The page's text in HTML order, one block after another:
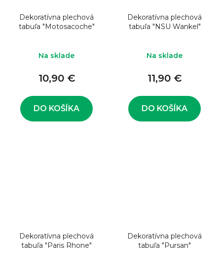
Dekoratívna plechová
tabuľa "Motosacoche"
Na sklade
10,90 €
DO KOŠÍKA
Dekoratívna plechová
tabuľa "NSU Wankel"
Na sklade
11,90 €
DO KOŠÍKA
Dekoratívna plechová
tabuľa "Paris Rhone"
Dekoratívna plechová
tabuľa "Pursan"